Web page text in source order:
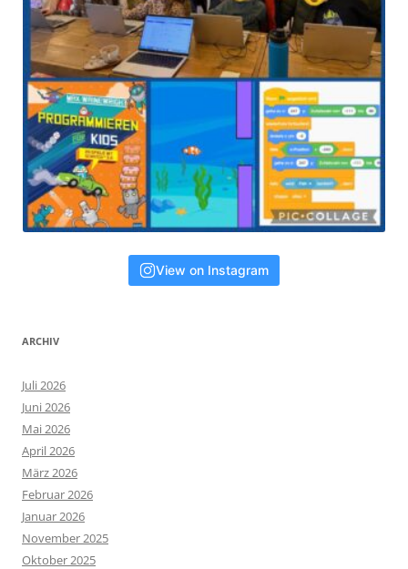
View on Instagram
ARCHIV
Juli 2026
Juni 2026
Mai 2026
April 2026
März 2026
Februar 2026
Januar 2026
November 2025
Oktober 2025